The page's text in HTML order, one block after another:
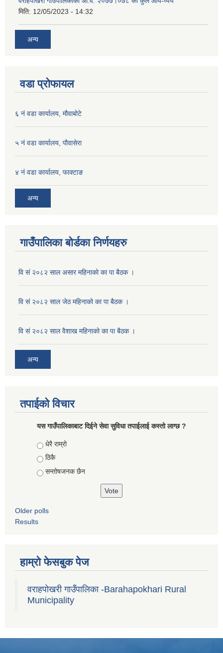
मिति: 12/05/2023 - 14:32
अन्य
वडा प्रोफायल
६ नं वडा कार्यालय, मौवाबोटे
५ नं वडा कार्यालय, पौवासेरा
४ नं वडा कार्यालय, फाक्टाङ
अन्य
गाउँपालिका बोर्डका निर्णयहरु
वि सं २०८२ साल असार महिनाको का पा बैठक ।
वि सं २०८२ साल जेठ महिनाको का पा बैठक ।
वि सं २०८२ साल वैशाख महिनाको का पा बैठक ।
अन्य
तपाईको विचार
यस गाउँपालिकाबाट दिईने सेवा सुविधा तपाईलाई कस्तो लाग्छ ?
Choices
धेरै राम्रो
ठिकै
सन्तोषजनक छैन
Older polls
Results
हाम्रो फेसबुक पेज
वराहपोखरी गाउँपालिका -Barahapokhari Rural
Municipality